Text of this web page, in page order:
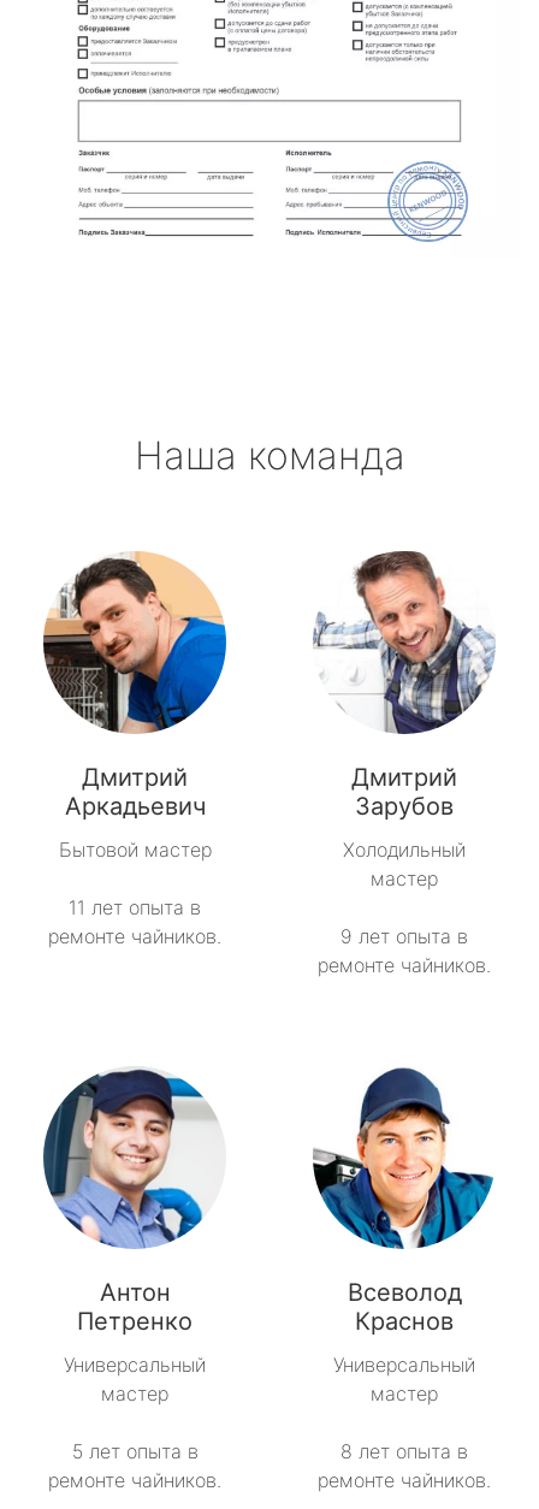
Наша команда
Дмитрий
Аркадьевич
Бытовой мастер
11 лет опыта в
ремонте чайников.
Дмитрий
Зарубов
Холодильный
мастер
9 лет опыта в
ремонте чайников.
Антон
Петренко
Универсальный
мастер
5 лет опыта в
ремонте чайников.
Всеволод
Краснов
Универсальный
мастер
8 лет опыта в
ремонте чайников.